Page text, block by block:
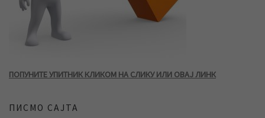
ПОПУНИТЕ УПИТНИК КЛИКОМ НА СЛИКУ ИЛИ ОВАЈ ЛИНК
ПИСМО САЈТА